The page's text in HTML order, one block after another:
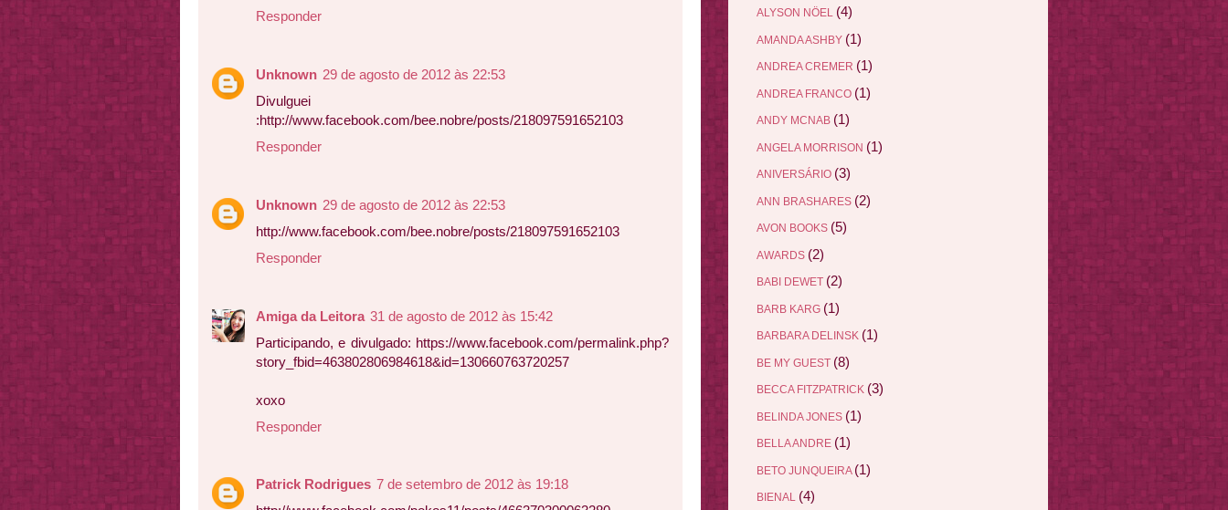
Responder
Unknown 29 de agosto de 2012 às 22:53
Divulguei
:http://www.facebook.com/bee.nobre/posts/218097591652103
Responder
Unknown 29 de agosto de 2012 às 22:53
http://www.facebook.com/bee.nobre/posts/218097591652103
Responder
Amiga da Leitora 31 de agosto de 2012 às 15:42
Participando, e divulgado: https://www.facebook.com/permalink.php?
story_fbid=463802806984618&id=130660763720257
xoxo
Responder
Patrick Rodrigues 7 de setembro de 2012 às 19:18
ALYSON NÖEL (4)
AMANDA ASHBY (1)
ANDREA CREMER (1)
ANDREA FRANCO (1)
ANDY MCNAB (1)
ANGELA MORRISON (1)
ANIVERSÁRIO (3)
ANN BRASHARES (2)
AVON BOOKS (5)
AWARDS (2)
BABI DEWET (2)
BARB KARG (1)
BARBARA DELINSK (1)
BE MY GUEST (8)
BECCA FITZPATRICK (3)
BELINDA JONES (1)
BELLA ANDRE (1)
BETO JUNQUEIRA (1)
BIENAL (4)